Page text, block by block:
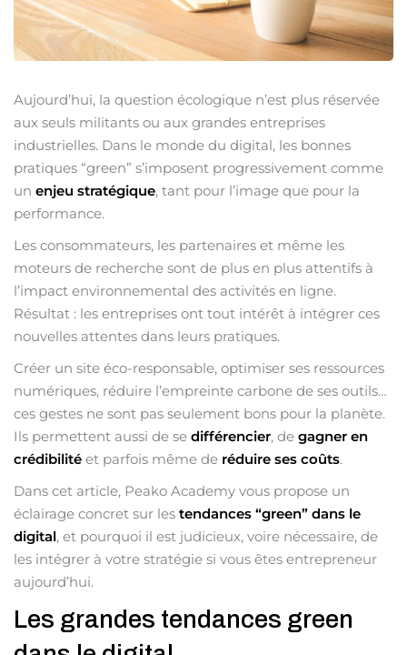
Aujourd’hui, la question écologique n’est plus réservée
aux seuls militants ou aux grandes entreprises
industrielles. Dans le monde du digital, les bonnes
pratiques “green” s’imposent progressivement comme
un enjeu stratégique, tant pour l’image que pour la
performance.
Les consommateurs, les partenaires et même les
moteurs de recherche sont de plus en plus attentifs à
l’impact environnemental des activités en ligne.
Résultat : les entreprises ont tout intérêt à intégrer ces
nouvelles attentes dans leurs pratiques.
Créer un site éco-responsable, optimiser ses ressources
numériques, réduire l’empreinte carbone de ses outils…
ces gestes ne sont pas seulement bons pour la planète.
Ils permettent aussi de se différencier, de gagner en
crédibilité et parfois même de réduire ses coûts.
Dans cet article, Peako Academy vous propose un
éclairage concret sur les tendances “green” dans le
digital, et pourquoi il est judicieux, voire nécessaire, de
les intégrer à votre stratégie si vous êtes entrepreneur
aujourd’hui.
Les grandes tendances green
Voulez-vous devenir formateur ?